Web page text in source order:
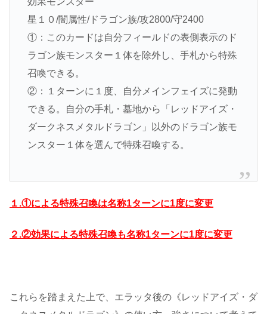
星１０/闇属性/ドラゴン族/攻2800/守2400
①：このカードは自分フィールドの表側表示のド
ラゴン族モンスター１体を除外し、手札から特殊
召喚できる。
②：１ターンに１度、自分メインフェイズに発動
できる。自分の手札・墓地から「レッドアイズ・
ダークネスメタルドラゴン」以外のドラゴン族モ
ンスター１体を選んで特殊召喚する。
１.①による特殊召喚は名称1ターンに1度に変更
２.②効果による特殊召喚も名称1ターンに1度に変更
これらを踏まえた上で、エラッタ後の《レッドアイズ・ダ